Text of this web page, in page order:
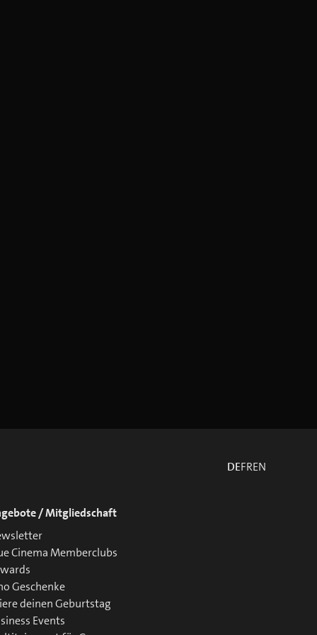
DEFREN
/ Mitgliedschaft
Cinema Memberclubs
Geschenke
deinen Geburtstag
Events